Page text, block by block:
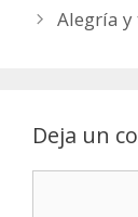
Alegría
Deja un